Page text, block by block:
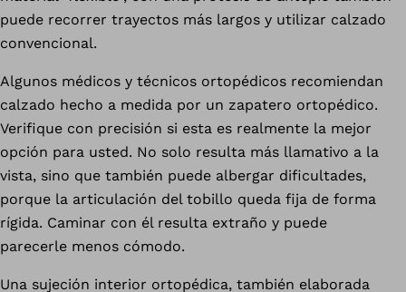
puede recorrer trayectos más largos y utilizar calzado
convencional.
Algunos médicos y técnicos ortopédicos recomiendan
calzado hecho a medida por un zapatero ortopédico.
Verifique con precisión si esta es realmente la mejor
opción para usted. No solo resulta más llamativo a la
vista, sino que también puede albergar dificultades,
porque la articulación del tobillo queda fija de forma
rígida. Caminar con él resulta extraño y puede
parecerle menos cómodo.
Una sujeción interior ortopédica, también elaborada